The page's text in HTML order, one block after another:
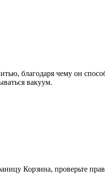
благодаря чему он
вакуум.
Корзина, проверьте